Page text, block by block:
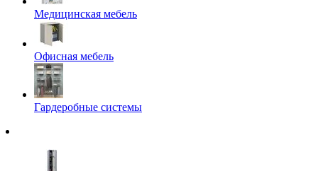
Медицинская мебель
Офисная мебель
Гардеробные системы